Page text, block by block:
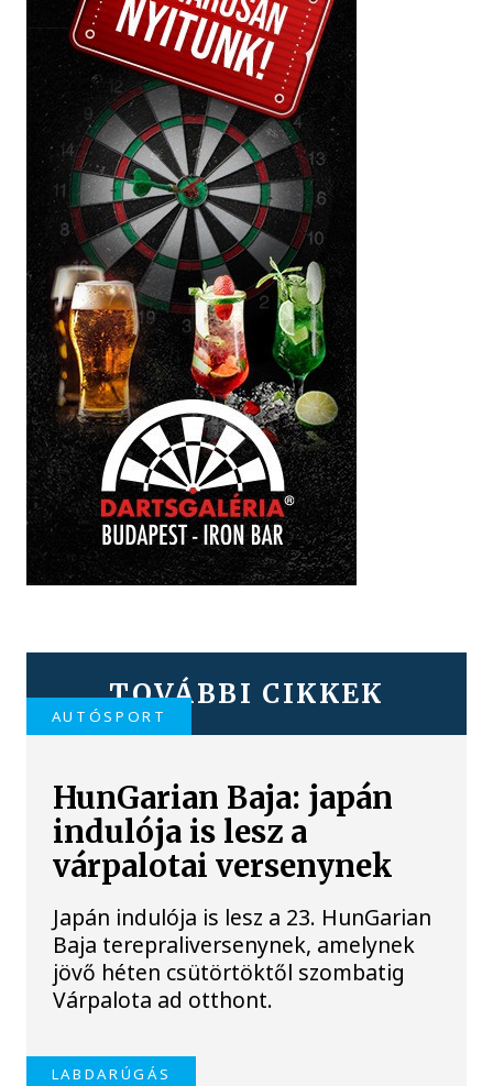
TOVÁBBI CIKKEK
AUTÓSPORT
HunGarian Baja: japán
indulója is lesz a
várpalotai versenynek
Japán indulója is lesz a 23. HunGarian
Baja terepraliversenynek, amelynek
jövő héten csütörtöktől szombatig
Várpalota ad otthont.
LABDARÚGÁS